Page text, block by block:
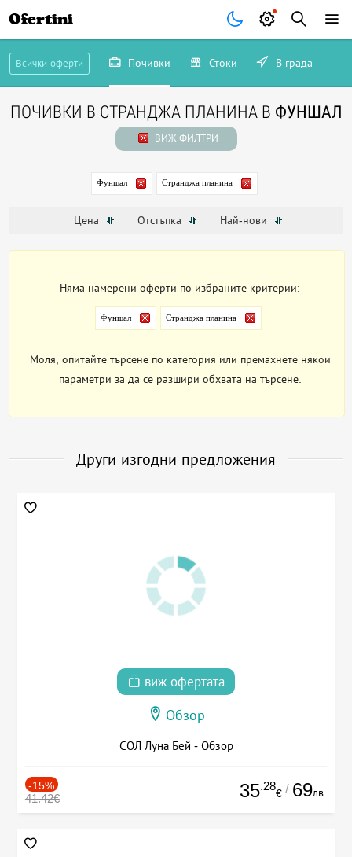
Ofertini
Всички оферти Почивки Стоки В града
ПОЧИВКИ В СТРАНДЖА ПЛАНИНА В ФУНШАЛ
ВИЖ ФИЛТРИ
Фуншал Странджа планина
Цена Отстъпка Най-нови
Няма намерени оферти по избраните критерии:
Фуншал Странджа планина
Моля, опитайте търсене по категория или премахнете някои
параметри за да се разшири обхвата на търсене.
Други изгодни предложения
виж офертата
Обзор
СОЛ Луна Бей - Обзор
-15%
41.42€ 35.28
€ / 69лв.